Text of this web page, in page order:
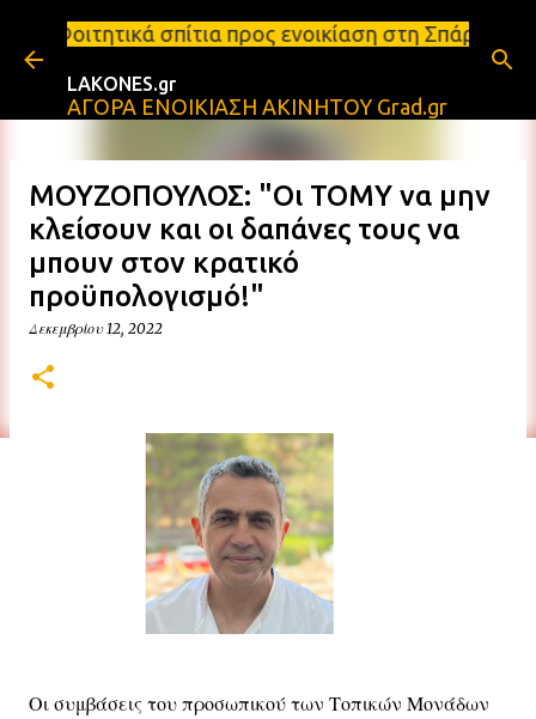
Μετάβαση στο κύριο περιεχόμενο
σπίτια προς ενοικίαση στη Σπάρτη
LAKONES.gr
ΑΓΟΡΑ ΕΝΟΙΚΙΑΣΗ ΑΚΙΝΗΤΟΥ Grad.gr
ΜΟΥΖΟΠΟΥΛΟΣ: "Οι ΤΟΜΥ να μην
κλείσουν και οι δαπάνες τους να
μπουν στον κρατικό
προϋπολογισμό!"
Δεκεμβρίου 12, 2022
Οι συμβάσεις του προσωπικού των Τοπικών Μονάδων